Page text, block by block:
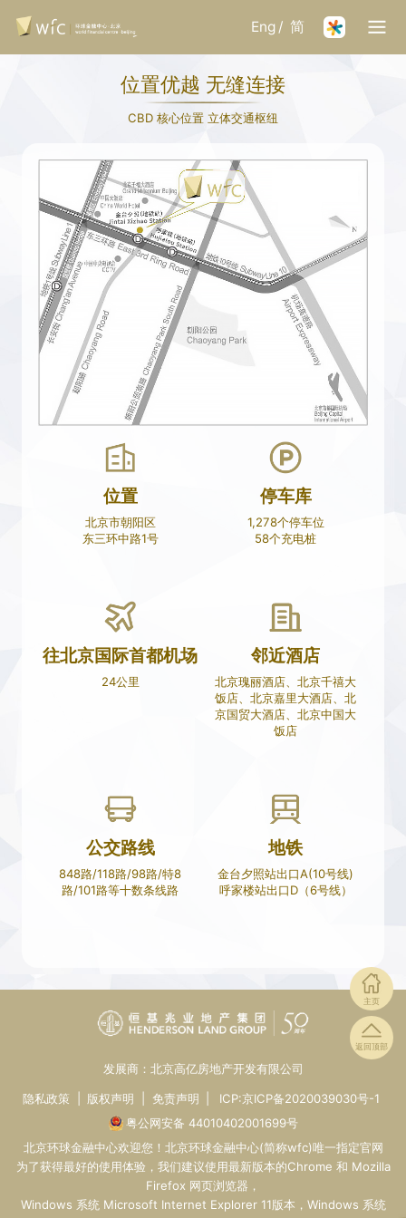
Eng / 简
位置优越 无缝连接
CBD 核心位置 立体交通枢纽
位置
北京市朝阳区
东三环中路1号
停车库
1,278个停车位
58个充电桩
往北京国际首都机场
24公里
邻近酒店
北京瑰丽酒店、北京千禧大
饭店、北京嘉里大酒店、北
京国贸大酒店、北京中国大
饭店
公交路线
848路/118路/98路/特8
路/101路等十数条线路
地铁
金台夕照站出口A(10号线)
呼家楼站出口D（6号线）
发展商：北京高亿房地产开发有限公司
隐私政策 版权声明 免责声明
ICP:京ICP备2020039030号-1
粤公网安备 44010402001699号
北京环球金融中心欢迎您！ 北京环球金融中心(简称wfc)唯一指定官网
为了获得最好的使用体验，我们建议使用最新版本的Chrome 和 Mozilla
Firefox 网页浏览器，
Windows 系统 Microsoft Internet Explorer 11版本，Windows 系统
主页
返回顶部